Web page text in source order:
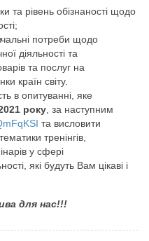
та рівень обізнаності щодо
потреби щодо
діяльності та
та послуг на
країн світу.
в опитуванні, яке
року , за наступним
та висловити
тренінгів,
у сфері
які будуть Вам цікаві і
для нас!!!